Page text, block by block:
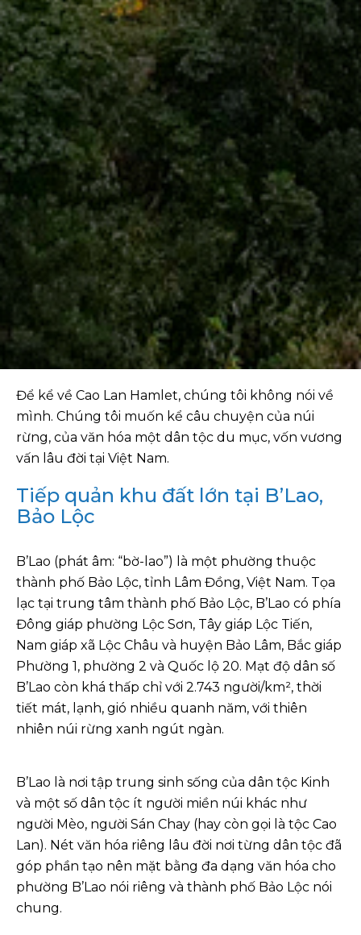
Để kể về Cao Lan Hamlet, chúng tôi không nói về
mình. Chúng tôi muốn kể câu chuyện của núi
rừng, của văn hóa một dân tộc du mục, vốn vương
vấn lâu đời tại Việt Nam.
Tiếp quản khu đất lớn tại B’Lao,
Bảo Lộc
B’Lao (phát âm: “bờ-lao”) là một phường thuộc
thành phố Bảo Lộc, tỉnh Lâm Đồng, Việt Nam. Tọa
lạc tại trung tâm thành phố Bảo Lộc, B’Lao có phía
Đông giáp phường Lộc Sơn, Tây giáp Lộc Tiến,
Nam giáp xã Lộc Châu và huyện Bảo Lâm, Bắc giáp
Phường 1, phường 2 và Quốc lộ 20. Mạt độ dân số
B’Lao còn khá thấp chỉ với 2.743 người/km², thời
tiết mát, lạnh, gió nhiều quanh năm, với thiên
nhiên núi rừng xanh ngút ngàn.
B’Lao là nơi tập trung sinh sống của dân tộc Kinh
và một số dân tộc ít người miền núi khác như
người Mèo, người Sán Chay (hay còn gọi là tộc Cao
Lan). Nét văn hóa riêng lâu đời nơi từng dân tộc đã
góp phần tạo nên mặt bằng đa dạng văn hóa cho
phường B’Lao nói riêng và thành phố Bảo Lộc nói
chung.